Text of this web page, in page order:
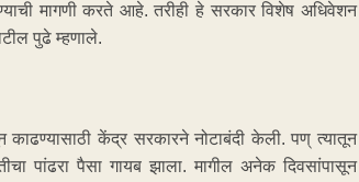
मागणी करते आहे. तरीही हे सरकार विशेष अधिवेशन
पुढे म्हणाले.
केंद्र सरकारने नोटाबंदी केली. पण् त्यातून
पांढरा पैसा गायब झाला. मागील अनेक दिवसांपासून